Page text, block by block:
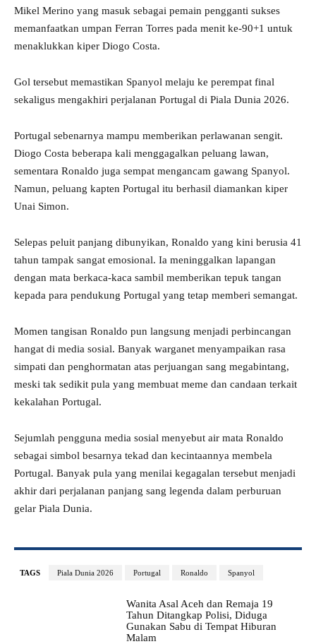
Mikel Merino yang masuk sebagai pemain pengganti sukses
memanfaatkan umpan Ferran Torres pada menit ke-90+1 untuk
menaklukkan kiper Diogo Costa.
Gol tersebut memastikan Spanyol melaju ke perempat final
sekaligus mengakhiri perjalanan Portugal di Piala Dunia 2026.
Portugal sebenarnya mampu memberikan perlawanan sengit.
Diogo Costa beberapa kali menggagalkan peluang lawan,
sementara Ronaldo juga sempat mengancam gawang Spanyol.
Namun, peluang kapten Portugal itu berhasil diamankan kiper
Unai Simon.
Selepas peluit panjang dibunyikan, Ronaldo yang kini berusia 41
tahun tampak sangat emosional. Ia meninggalkan lapangan
dengan mata berkaca-kaca sambil memberikan tepuk tangan
kepada para pendukung Portugal yang tetap memberi semangat.
Momen tangisan Ronaldo pun langsung menjadi perbincangan
hangat di media sosial. Banyak warganet menyampaikan rasa
simpati dan penghormatan atas perjuangan sang megabintang,
meski tak sedikit pula yang membuat meme dan candaan terkait
kekalahan Portugal.
Sejumlah pengguna media sosial menyebut air mata Ronaldo
sebagai simbol besarnya tekad dan kecintaannya membela
Portugal. Banyak pula yang menilai kegagalan tersebut menjadi
akhir dari perjalanan panjang sang legenda dalam perburuan
gelar Piala Dunia.
TAGS Piala Dunia 2026 Portugal Ronaldo Spanyol
Wanita Asal Aceh dan Remaja 19
Tahun Ditangkap Polisi, Diduga
Gunakan Sabu di Tempat Hiburan
Malam